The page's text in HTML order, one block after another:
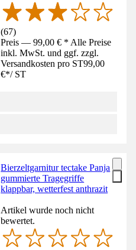
(67)
Preis — 99,00 € * Alle Preise
inkl. MwSt. und ggf. zzgl.
Versandkosten pro ST99,00
€*/ ST
Bierzeltgarnitur tectake Panja
gummierte Tragegriffe
klappbar, wetterfest anthrazit
Artikel wurde noch nicht
bewertet.